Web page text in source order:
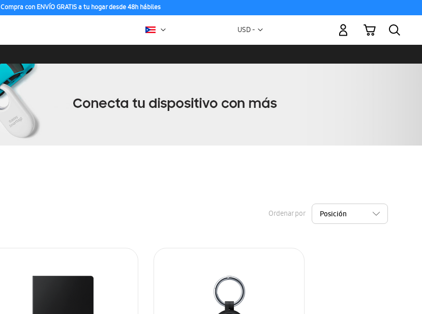
Compra con ENVÍO GRATIS a tu hogar desde 48h hábiles
Moneda
USD -
Mi carrito
Ordenar por